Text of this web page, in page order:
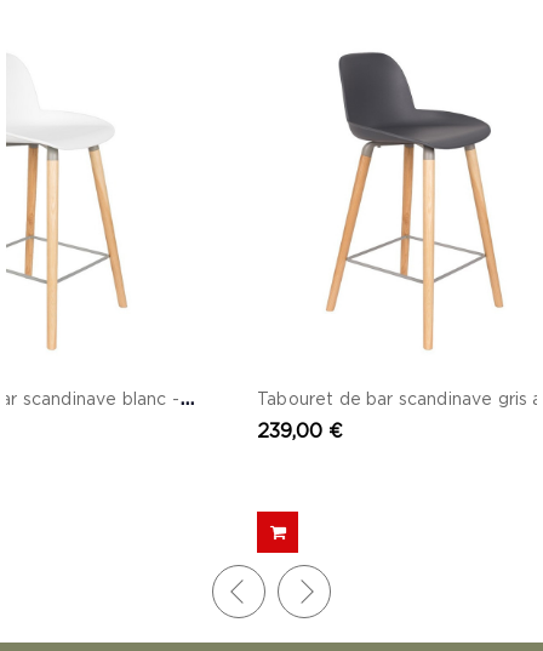
T
abouret de bar scandinave blanc - Albert
239,00 €